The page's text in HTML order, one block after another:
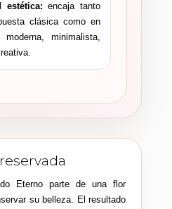
estética: encaja tanto
clásica como en
minimalista,
Eterno parte de una flor
su belleza. El resultado